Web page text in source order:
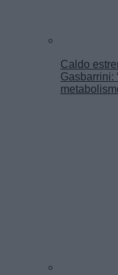
Caldo
Gasbarrini: